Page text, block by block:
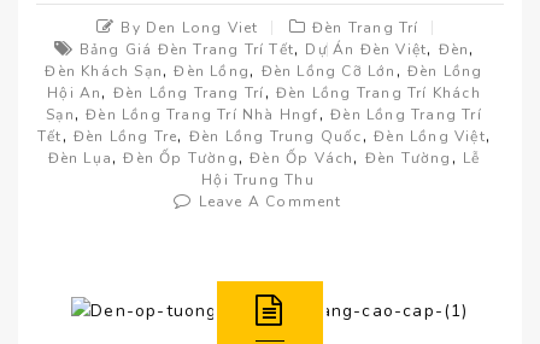
By Den Long Viet
Đèn Trang Trí
Bảng Giá Đèn Trang Trí Tết, Dự Án Đèn Việt, Đèn,
Đèn Khách Sạn,Đèn Lồng, Đèn Lồng Cỡ Lớn , Đèn Lồng
Hội An, Đèn Lồng Trang Trí, Đèn Lồng Trang Trí Khách
Sạn,Đèn Lồng Trang Trí Nhà Hngf,Đèn Lồng Trang Trí
Tết,Đèn Lồng Tre, Đèn Lồng Trung Quốc,Đèn Lồng Việt,
Đèn Lụa,Đèn Ốp Tường,Đèn Ốp Vách, Đèn Tường , Lễ
Hội Trung Thu
Leave A Comment